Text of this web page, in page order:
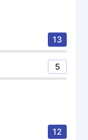
13
5
12